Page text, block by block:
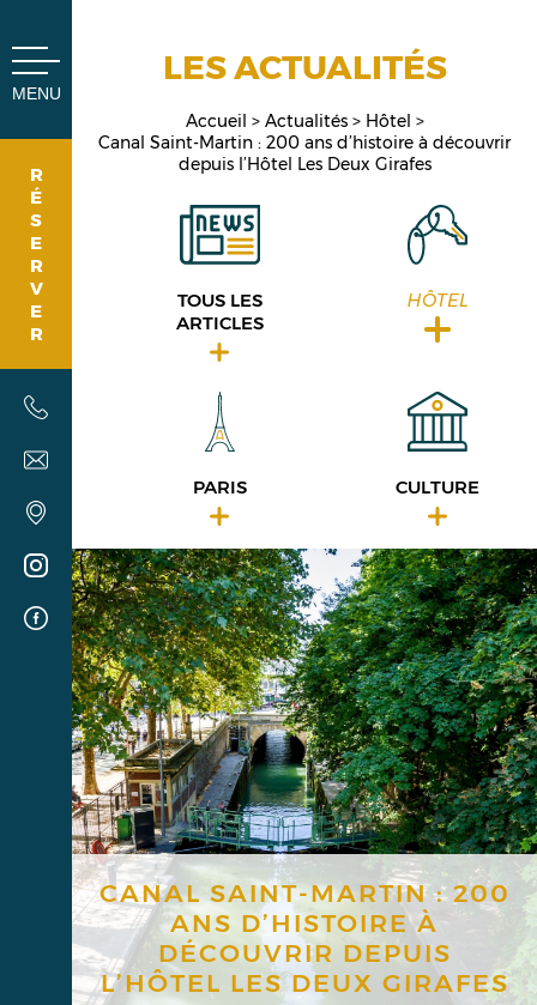
MENU
R
É
S
E
R
V
E
R
LES ACTUALITÉS
Accueil Actualités
Hôtel
Canal Saint-Martin : 200 ans d’histoire à découvrir
depuis l’Hôtel Les Deux Girafes
TOUS LES
ARTICLES
HÔTEL
PARIS CULTURE
CANAL SAINT-MARTIN : 200
ANS D’HISTOIRE À
DÉCOUVRIR DEPUIS
L’HÔTEL LES DEUX GIRAFES